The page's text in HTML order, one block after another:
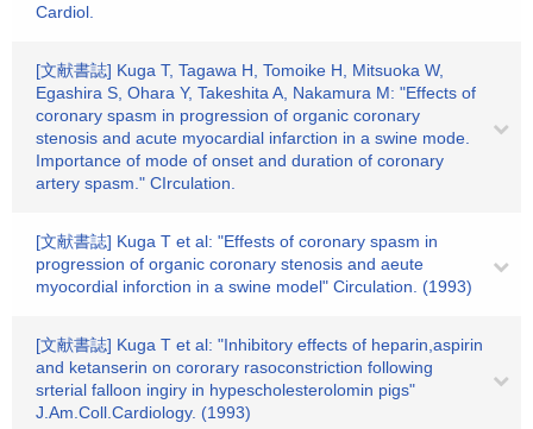
Cardiol.
[文献書誌] Kuga T, Tagawa H, Tomoike H, Mitsuoka W,
Egashira S, Ohara Y, Takeshita A, Nakamura M: "Effects of
coronary spasm in progression of organic coronary
stenosis and acute myocardial infarction in a swine mode.
Importance of mode of onset and duration of coronary
artery spasm." CIrculation.
[文献書誌] Kuga T et al: "Effests of coronary spasm in
progression of organic coronary stenosis and aeute
myocordial inforction in a swine model" Circulation. (1993)
[文献書誌] Kuga T et al: "Inhibitory effects of heparin,aspirin
and ketanserin on cororary rasoconstriction following
srterial falloon ingiry in hypescholesterolomin pigs"
J.Am.Coll.Cardiology. (1993)